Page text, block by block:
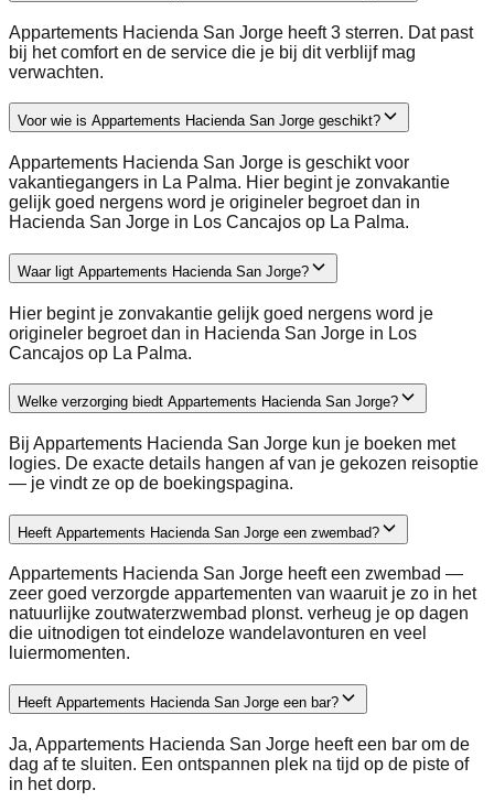
Appartements Hacienda San Jorge heeft 3 sterren. Dat past
bij het comfort en de service die je bij dit verblijf mag
verwachten.
Voor wie is Appartements Hacienda San Jorge geschikt?
Appartements Hacienda San Jorge is geschikt voor
vakantiegangers in La Palma. Hier begint je zonvakantie
gelijk goed nergens word je origineler begroet dan in
Hacienda San Jorge in Los Cancajos op La Palma.
Waar ligt Appartements Hacienda San Jorge?
Hier begint je zonvakantie gelijk goed nergens word je
origineler begroet dan in Hacienda San Jorge in Los
Cancajos op La Palma.
Welke verzorging biedt Appartements Hacienda San Jorge?
Bij Appartements Hacienda San Jorge kun je boeken met
logies. De exacte details hangen af van je gekozen reisoptie
— je vindt ze op de boekingspagina.
Heeft Appartements Hacienda San Jorge een zwembad?
Appartements Hacienda San Jorge heeft een zwembad —
zeer goed verzorgde appartementen van waaruit je zo in het
natuurlijke zoutwaterzwembad plonst. verheug je op dagen
die uitnodigen tot eindeloze wandelavonturen en veel
luiermomenten.
Heeft Appartements Hacienda San Jorge een bar?
Ja, Appartements Hacienda San Jorge heeft een bar om de
dag af te sluiten. Een ontspannen plek na tijd op de piste of
in het dorp.